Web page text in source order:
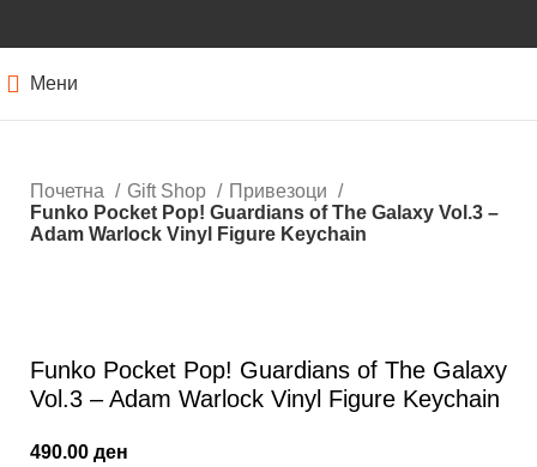
Мени
Почетна Gift Shop
Привезоци
Funko Pocket Pop! Guardians of The Galaxy Vol.3 –
Adam Warlock Vinyl Figure Keychain
Funko Pocket Pop! Guardians of The Galaxy
Vol.3 – Adam Warlock Vinyl Figure Keychain
490.00 ден